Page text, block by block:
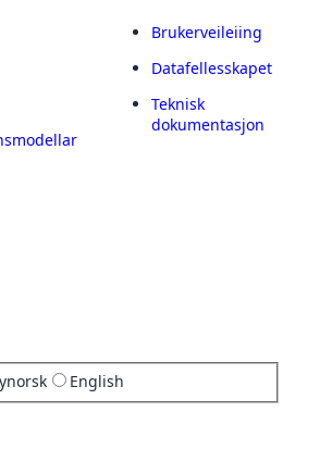
Brukerveileiing
Datafellesskapet
Teknisk
dokumentasjon
English